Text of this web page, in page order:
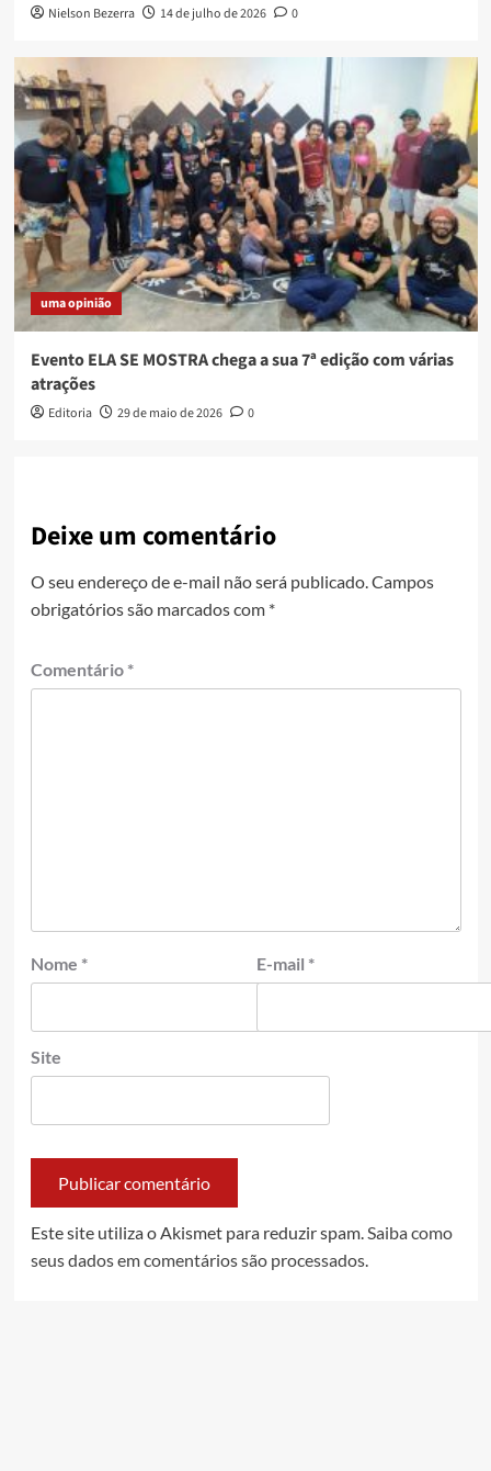
Nielson Bezerra 14 de julho de 2026 0
uma opinião
Evento ELA SE MOSTRA chega a sua 7ª edição com várias
atrações
Editoria 29 de maio de 2026 0
Deixe um comentário
O seu endereço de e-mail não será publicado.Campos
obrigatórios são marcados com *
Comentário *
Nome * E-mail *
Site
Este site utiliza o Akismet para reduzir spam.Saiba como
seus dados em comentários são processados.